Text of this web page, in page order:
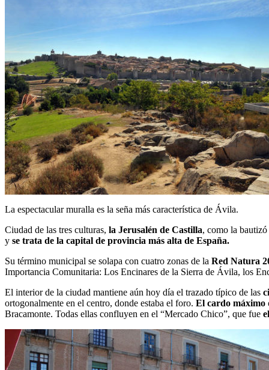
La espectacular muralla es la seña más característica de Ávila.
Ciudad de las tres culturas, la Jerusalén de Castilla, como la
y se trata de la capital de provincia más alta de España.
Su término municipal se solapa con cuatro zonas de la Red Natura
Importancia Comunitaria: Los Encinares de la Sierra de Ávila, los
El interior de la ciudad mantiene aún hoy día el trazado típico de las
ortogonalmente en el centro, donde estaba el foro. El cardo máximo
Bracamonte. Todas ellas confluyen en el “Mercado Chico”, que fue